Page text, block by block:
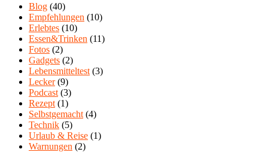
Blog (40)
Empfehlungen (10)
Erlebtes (10)
Essen&Trinken (11)
Fotos (2)
Gadgets (2)
Lebensmitteltest (3)
Lecker(9)
Podcast (3)
Rezept (1)
Selbstgemacht (4)
Technik (5)
Urlaub & Reise (1)
Warnungen (2)